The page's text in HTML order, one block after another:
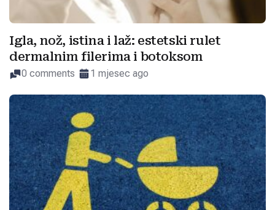
Igla, nož, istina i laž: estetski rulet
dermalnim filerima i botoksom
0 comments 1 mjesec ago